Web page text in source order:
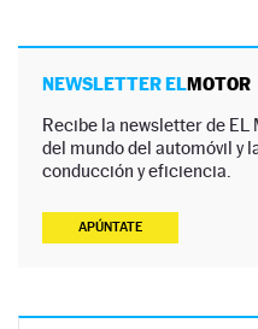
NEWSLETTER ELMOTOR
Recibe la newsletter de EL
del mundo del automóvil y
conducción y eficiencia.
APÚNTATE